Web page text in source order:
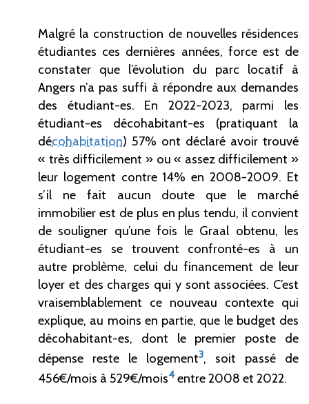
Malgré la construction de nouvelles résidences
étudiantes ces dernières années, force est de
constater que l’évolution du parc locatif à
Angers n’a pas suffi à répondre aux demandes
des étudiant-es. En 2022-2023, parmi les
étudiant-es décohabitant-es (pratiquant la
décohabitation) 57% ont déclaré avoir trouvé
« très difficilement » ou « assez difficilement »
leur logement contre 14% en 2008-2009. Et
s’il ne fait aucun doute que le marché
immobilier est de plus en plus tendu, il convient
de souligner qu’une fois le Graal obtenu, les
étudiant-es se trouvent confronté-es à un
autre problème, celui du financement de leur
loyer et des charges qui y sont associées. C’est
vraisemblablement ce nouveau contexte qui
explique, au moins en partie, que le budget des
décohabitant-es, dont le premier poste de
dépense reste le logement3, soit passé de
456€/mois à 529€/mois4 entre 2008 et 2022.